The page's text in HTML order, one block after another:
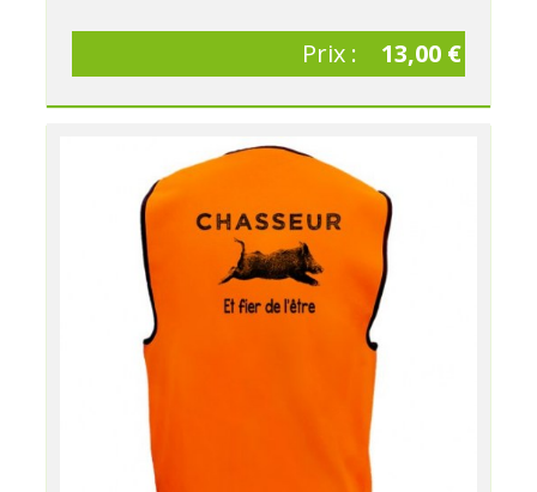
Prix : 13,00 €